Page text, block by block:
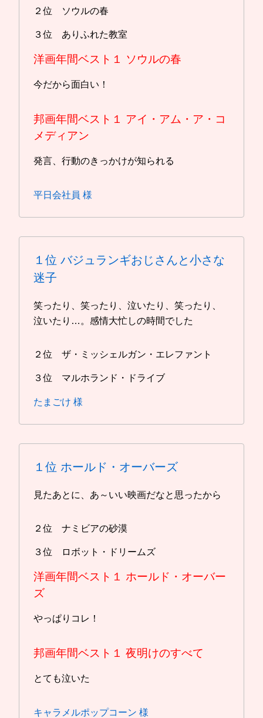
２位 ソウルの春
３位 ありふれた教室
洋画年間ベスト１ ソウルの春
今だから面白い！
邦画年間ベスト１ アイ・アム・ア・コ
メディアン
発言、行動のきっかけが知られる
平日会社員 様
１位 バジュランギおじさんと小さな
迷子
笑ったり、笑ったり、泣いたり、笑ったり、
泣いたり…。感情大忙しの時間でした
２位 ザ・ミッシェルガン・エレファント
３位 マルホランド・ドライブ
たまごけ 様
１位 ホールド・オーバーズ
見たあとに、あ～いい映画だなと思ったから
２位 ナミビアの砂漠
３位 ロボット・ドリームズ
洋画年間ベスト１ ホールド・オーバー
ズ
やっぱりコレ！
邦画年間ベスト１ 夜明けのすべて
とても泣いた
キャラメルポップコーン 様